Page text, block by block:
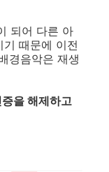
되어 다른 아
때문에 이전
경음악은 재생
을 해제하고